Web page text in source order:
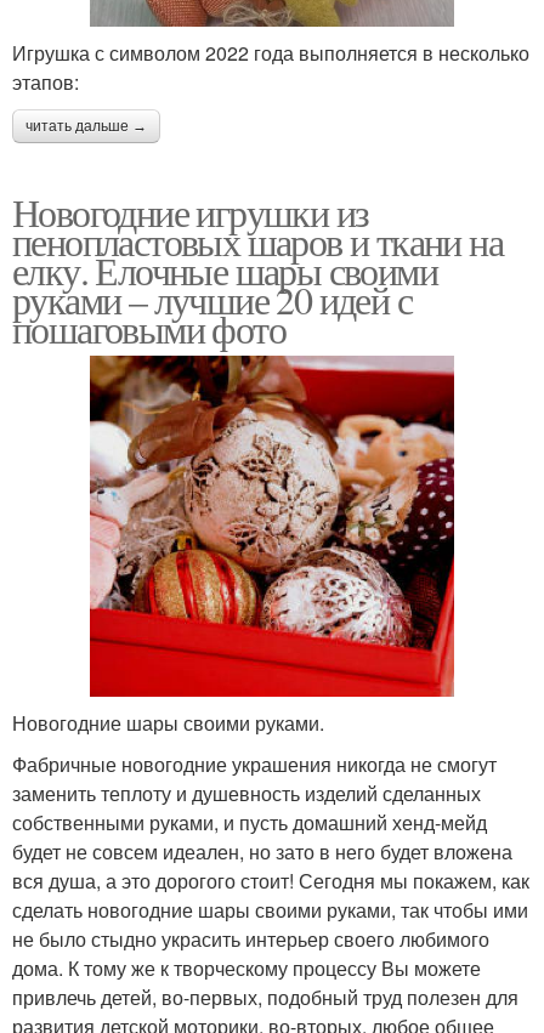
Игрушка с символом 2022 года выполняется в несколько
этапов:
читать дальше →
Новогодние игрушки из
пенопластовых шаров и ткани на
елку. Елочные шары своими
руками – лучшие 20 идей с
пошаговыми фото
Новогодние шары своими руками.
Фабричные новогодние украшения никогда не смогут
заменить теплоту и душевность изделий сделанных
собственными руками, и пусть домашний хенд-мейд
будет не совсем идеален, но зато в него будет вложена
вся душа, а это дорогого стоит! Сегодня мы покажем, как
сделать новогодние шары своими руками, так чтобы ими
не было стыдно украсить интерьер своего любимого
дома. К тому же к творческому процессу Вы можете
привлечь детей, во-первых, подобный труд полезен для
развития детской моторики, во-вторых, любое общее